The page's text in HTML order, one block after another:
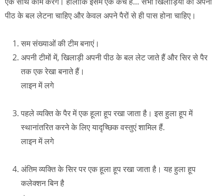
पीठ के बल लेटना चाहिए और केवल अपने पैरों से ही पास होना चाहिए।
सम संख्याओं की टीम बनाएं।
अपनी टीमों में, खिलाड़ी अपनी पीठ के बल लेट जाते हैं और सिर से पैर
तक एक रेखा बनाते हैं।
लाइन में लगे
पहले व्यक्ति के पैर में एक हूला हूप रखा जाता है। इस हुला हूप में
स्थानांतरित करने के लिए यादृच्छिक वस्तुएं शामिल हैं.
लाइन में लगे
अंतिम व्यक्ति के सिर पर एक हूला हूप रखा जाता है। यह हुला हूप
कलेक्शन बिन है